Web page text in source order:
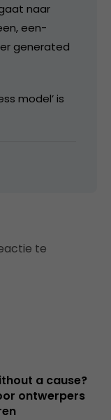
naar
een-
generated
model’ is
te
a cause?
ontwerpers